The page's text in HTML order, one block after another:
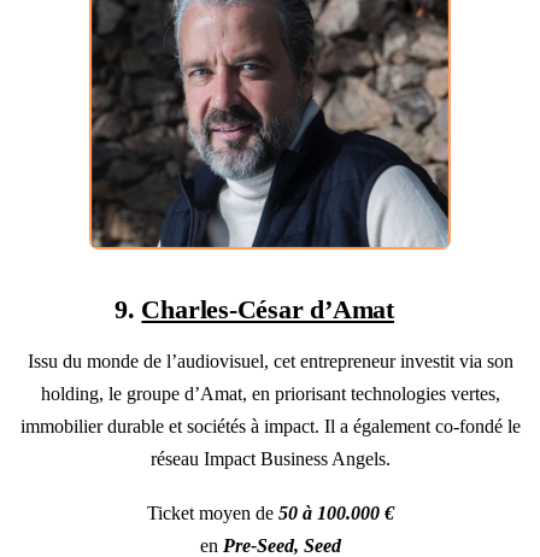
9. Charles-César d’Amat
Issu du monde de l’audiovisuel, cet entrepreneur investit via son
holding, le groupe d’Amat, en priorisant technologies vertes,
immobilier durable et sociétés à impact. Il a également co-fondé le
réseau Impact Business Angels.
Ticket moyen de 50 à 100.000 €
en Pre-Seed, Seed